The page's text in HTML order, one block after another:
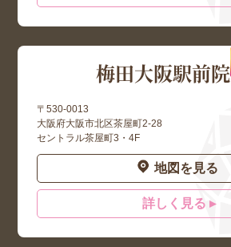
梅田大阪駅前院
〒530-0013
大阪府大阪市北区茶屋町2-28
セントラル茶屋町3・4F
地図を見る
詳しく見る ▸